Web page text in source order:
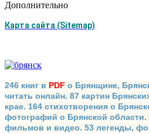
Дополнительно
Карта сайта (Sitemap)
246 книг в PDF о Брянщине,
читать онлайн. 87 картин
крае. 164 стихотворения о
фотографий о Брянской области.
фильмов и видео. 53 легенды,